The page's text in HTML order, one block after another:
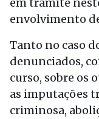
envolvimento
Tanto no caso
denunciados,
curso, sobre os
as imputações
criminosa,